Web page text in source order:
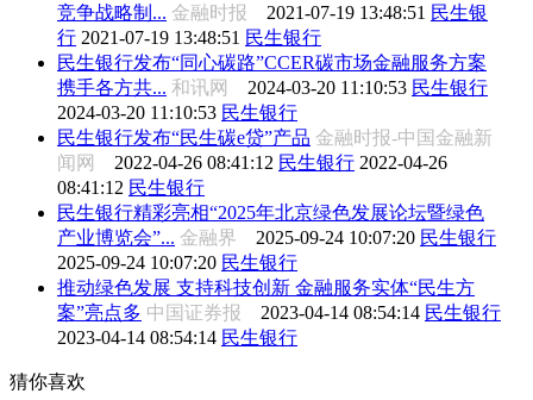
竞争战略制... 金融时报 2021-07-19 13:48:51 民生银
行 2021-07-19 13:48:51 民生银行
民生银行发布“同心碳路”CCER碳市场金融服务方案
携手各方共... 和讯网 2024-03-20 11:10:53 民生银行
2024-03-20 11:10:53 民生银行
民生银行发布“民生碳e贷”产品 金融时报-中国金融新
闻网 2022-04-26 08:41:12 民生银行 2022-04-26
08:41:12 民生银行
民生银行精彩亮相“2025年北京绿色发展论坛暨绿色
产业博览会”... 金融界 2025-09-24 10:07:20 民生银行
2025-09-24 10:07:20 民生银行
推动绿色发展 支持科技创新 金融服务实体“民生方
案”亮点多 中国证券报 2023-04-14 08:54:14 民生银行
2023-04-14 08:54:14 民生银行
猜你喜欢